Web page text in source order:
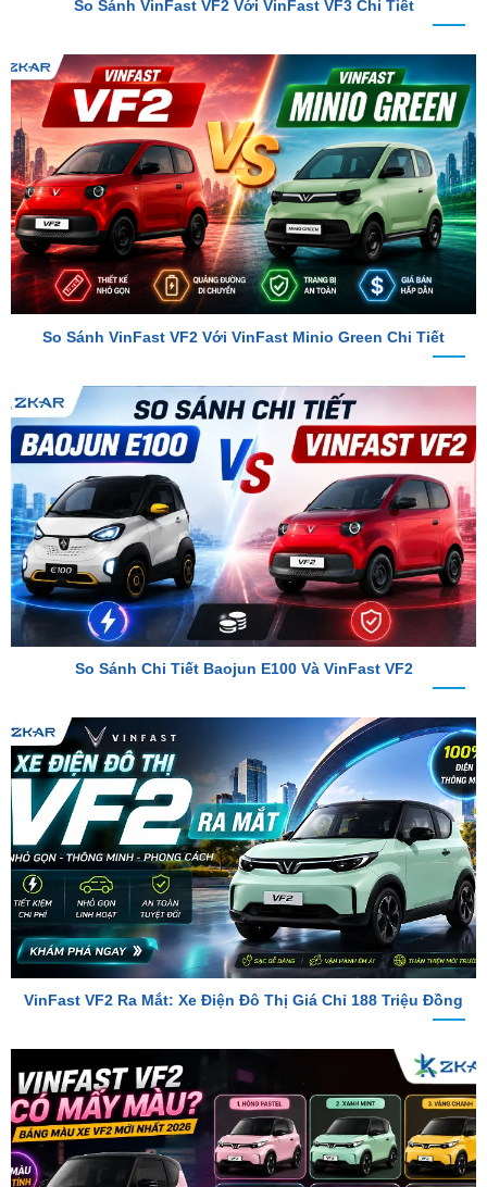
So Sánh VinFast VF2 Với VinFast Minio Green Chi Tiết
So Sánh Chi Tiết Baojun E100 Và VinFast VF2
VinFast VF2 Ra Mắt: Xe Điện Đô Thị Giá Chỉ 188 Triệu Đồng